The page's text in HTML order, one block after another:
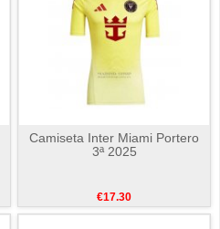
Camiseta Inter Miami Portero
3ª 2025
€17.30